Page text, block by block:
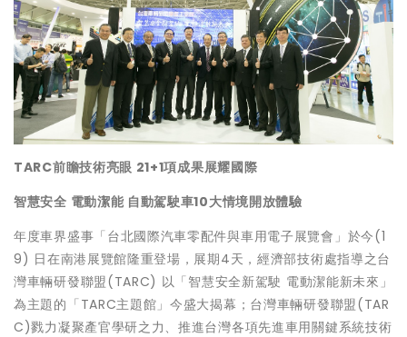
TARC前瞻技術亮眼 21+1項成果展耀國際
智慧安全 電動潔能 自動駕駛車10大情境開放體驗
年度車界盛事「台北國際汽車零配件與車用電子展覽會」於今(1
9) 日在南港展覽館隆重登場，展期4天，經濟部技術處指導之台
灣車輛研發聯盟(TARC) 以「智慧安全新駕駛 電動潔能新未來」
為主題的「TARC主題館」今盛大揭幕；台灣車輛研發聯盟(TAR
C)戮力凝聚產官學研之力、推進台灣各項先進車用關鍵系統技術